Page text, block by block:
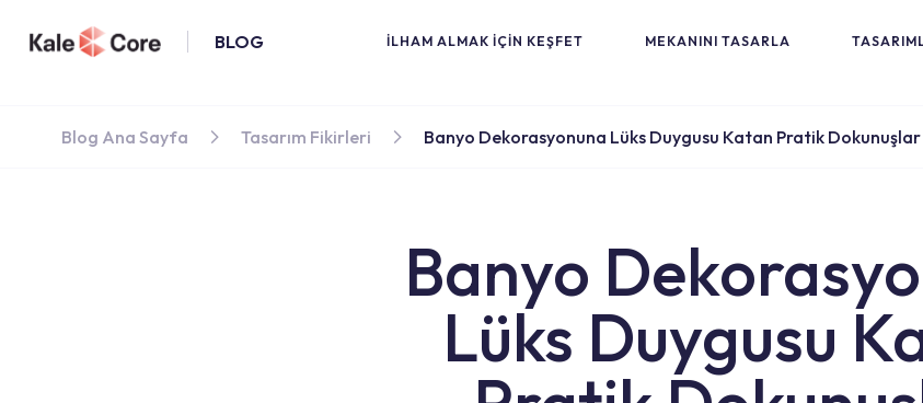
BLOG İLHAM ALMAK İÇİN KEŞFET MEKANINI TASARLA
Blog Ana Sayfa Tasarım Fikirleri Banyo Dekorasyonuna Lüks Duygusu Katan Pratik Dokunuşlar
Banyo
Lüks Duygusu